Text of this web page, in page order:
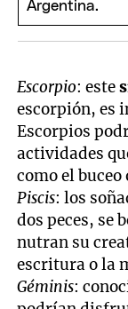
Escorpio: este
escorpión, es
Escorpios
actividades
como el
Piscis: los
dos peces, se
nutran su
escritura o la
Géminis: